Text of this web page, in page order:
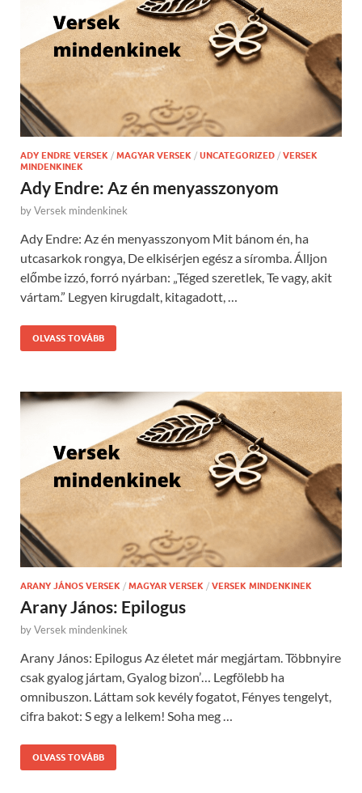
ADY ENDRE VERSEK / MAGYAR VERSEK / UNCATEGORIZED / VERSEK
MINDENKINEK
Ady Endre: Az én menyasszonyom
byVersek mindenkinek
Ady Endre: Az én menyasszonyom Mit bánom én, ha
utcasarkok rongya, De elkisérjen egész a síromba. Álljon
előmbe izzó, forró nyárban: „Téged szeretlek, Te vagy, akit
vártam.” Legyen kirugdalt, kitagadott, …
OLVASS TOVÁBB
ARANY JÁNOS VERSEK / MAGYAR VERSEK / VERSEK MINDENKINEK
Arany János: Epilogus
byVersek mindenkinek
Arany János: Epilogus Az életet már megjártam. Többnyire
csak gyalog jártam, Gyalog bizon’… Legfölebb ha
omnibuszon. Láttam sok kevély fogatot, Fényes tengelyt,
cifra bakot: S egy a lelkem! Soha meg …
OLVASS TOVÁBB